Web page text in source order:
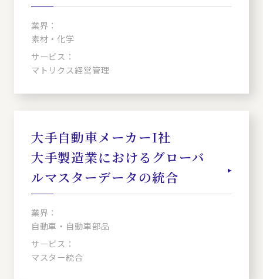
業界：
素材・化学
サービス：
マトリクス経営管理
大手自動車メーカーI社
大手製造業におけるグローバ
ルマスターデータの統合
業界：
自動車・自動車部品
サービス：
マスター統合